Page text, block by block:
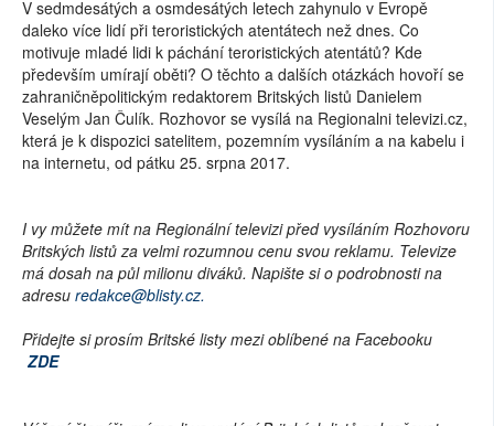
V sedmdesátých a osmdesátých letech zahynulo v Evropě
daleko více lidí při teroristických atentátech než dnes. Co
motivuje mladé lidi k páchání teroristických atentátů? Kde
především umírají oběti? O těchto a dalších otázkách hovoří se
zahraničněpolitickým redaktorem Britských listů Danielem
Veselým Jan Čulík. Rozhovor se vysílá na Regionalni televizi.cz,
která je k dispozici satelitem, pozemním vysíláním a na kabelu i
na internetu, od pátku 25. srpna 2017.
I vy můžete mít na Regionální televizi před vysíláním Rozhovoru
Britských listů za velmi rozumnou cenu svou reklamu. Televize
má dosah na půl milionu diváků. Napište si o podrobnosti na
adresu redakce@blisty.cz.
Přidejte si prosím Britské listy mezi oblíbené na Facebooku
ZDE